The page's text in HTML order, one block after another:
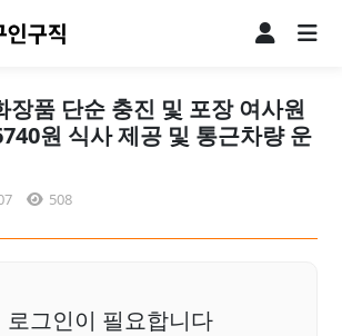
장품 단순 충진 및 포장 여사원
원 식사 제공 및 통근차량 운
508
로그인이 필요합니다